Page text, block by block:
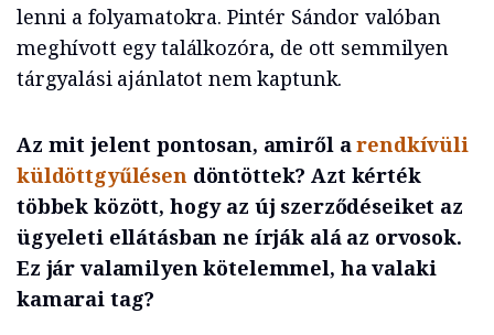
lenni a folyamatokra. Pintér Sándor valóban
meghívott egy találkozóra, de ott semmilyen
tárgyalási ajánlatot nem kaptunk.
Az mit jelent pontosan, amiről arendkívüli
küldöttgyűlésen döntöttek? Azt kérték
többek között, hogy az új szerződéseiket az
ügyeleti ellátásban ne írják alá az orvosok.
Ez jár valamilyen kötelemmel, ha valaki
kamarai tag?